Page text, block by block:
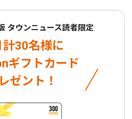
タウンニュース読者限定
計30名様に
ギフトカード
ゼント！